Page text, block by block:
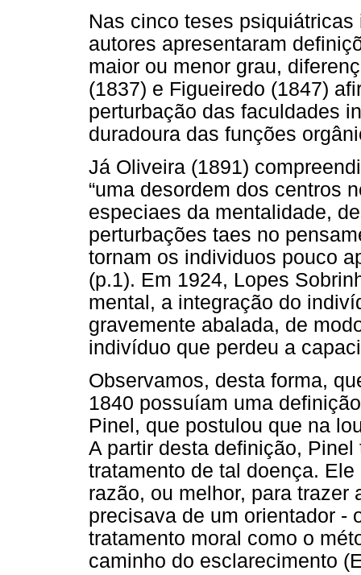
Nas cinco teses
autores apresentaram
maior ou menor grau,
(1837) e Figueiredo (1847)
perturbação das faculdades
duradoura das funções
Já Oliveira (1891)
“uma desordem dos centros
especiaes da mentalidade,
perturbações taes no
tornam os individuos pouco
(p.1). Em 1924, Lopes
mental, a integração do
gravemente abalada, de
indivíduo que perdeu a
Observamos, desta forma,
1840 possuíam uma
Pinel, que postulou que na
A partir desta definição,
tratamento de tal doença.
razão, ou melhor, para trazer
precisava de um orientador -
tratamento moral como o
caminho do esclarecimento